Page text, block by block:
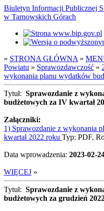
Biuletyn Informacji Publicznej
w Tarnowskich Górach
» STRONA GŁÓWNA »
Powiatu » Sprawozdawczość »
wykonania planu wydatków
Tytuł: Sprawozdanie z
budżetowych za IV kwartał
Załączniki:
1) Sprawozdanie z wykonania
kwartał 2022 roku Typ: PDF,
Data wprowadzenia: 2023-02-
WIĘCEJ »
Tytuł: Sprawozdanie z
budżetowych za grudzień